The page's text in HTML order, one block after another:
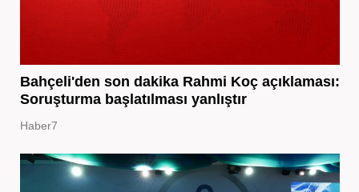
Bahçeli'den son dakika Rahmi Koç açıklaması:
Soruşturma başlatılması yanlıştır
Haber7